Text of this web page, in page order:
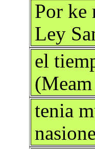
Por ke
Ley
el
tenia